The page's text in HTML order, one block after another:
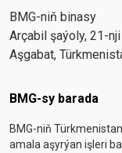
BMG-niň binasy
Arçabil şaýoly, 21-
Aşgabat,
Footer menu
BMG-sy barada
BMG-niň
amala aşyrýan işleri